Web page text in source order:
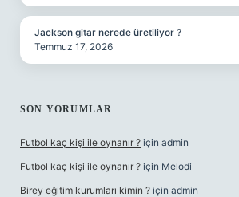
Jackson gitar nerede üretiliyor ?
Temmuz 17, 2026
SON YORUMLAR
Futbol kaç kişi ile oynanır ? için admin
Futbol kaç kişi ile oynanır ? için Melodi
Birey eğitim kurumları kimin ? için admin